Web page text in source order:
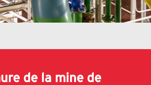
de la mine de